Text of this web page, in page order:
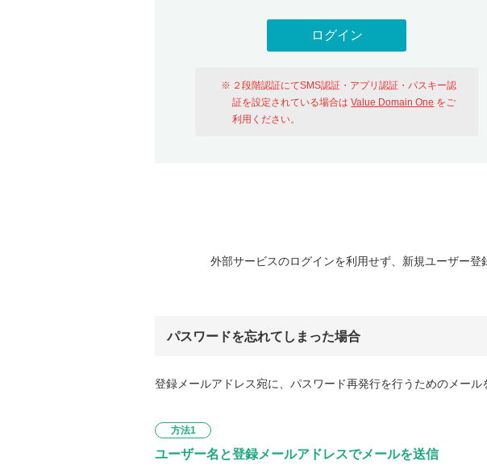
２段階認証にてSMS認証・アプリ認証・パスキー認
証を設定されている場合はValue Domain One をご
利用ください。
外部サービスのログインを利用せず、新規ユーザー登
パスワードを忘れてしまった場合
登録メールアドレス宛に、パスワード再発行を行うためのメール
方法1
ユーザー名と登録メールアドレスでメールを送信